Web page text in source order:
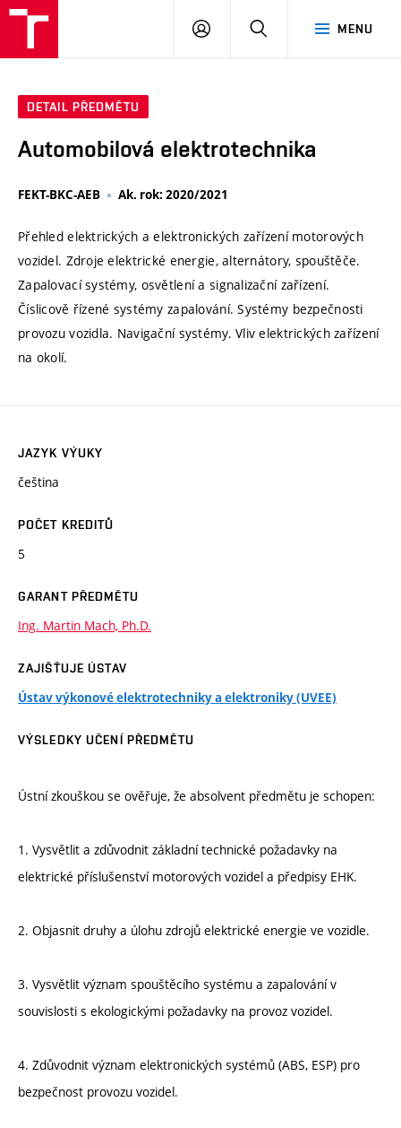
MENU
PŘIHLÁSIT
DETAIL PŘEDMĚTU
Automobilová elektrotechnika
FEKT-BKC-AEB Ak. rok: 2020/2021
Přehled elektrických a elektronických zařízení motorových
vozidel. Zdroje elektrické energie, alternátory, spouštěče.
Zapalovací systémy, osvětlení a signalizační zařízení.
Číslicově řízené systémy zapalování. Systémy bezpečnosti
provozu vozidla. Navigační systémy. Vliv elektrických zařízení
na okolí.
JAZYK VÝUKY
čeština
POČET KREDITŮ
5
GARANT PŘEDMĚTU
Ing. Martin Mach, Ph.D.
ZAJIŠŤUJE ÚSTAV
Ústav výkonové elektrotechniky a elektroniky (UVEE)
VÝSLEDKY UČENÍ PŘEDMĚTU
Ústní zkouškou se ověřuje, že absolvent předmětu je schopen:
1. Vysvětlit a zdůvodnit základní technické požadavky na
elektrické příslušenství motorových vozidel a předpisy EHK.
2. Objasnit druhy a úlohu zdrojů elektrické energie ve vozidle.
3. Vysvětlit význam spouštěcího systému a zapalování v
souvislosti s ekologickými požadavky na provoz vozidel.
4. Zdůvodnit význam elektronických systémů (ABS, ESP) pro
bezpečnost provozu vozidel.